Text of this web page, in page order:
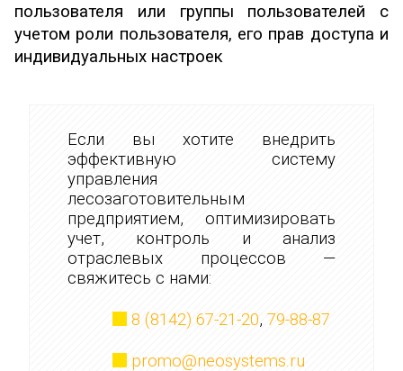
пользователя или группы пользователей с
учетом роли пользователя, его прав доступа и
индивидуальных настроек
Если вы хотите внедрить
эффективную систему
управления
лесозаготовительным
предприятием, оптимизировать
учет, контроль и анализ
отраслевых процессов —
свяжитесь с нами:
8 (8142) 67-21-20, 79-88-87
promo@neosystems.ru